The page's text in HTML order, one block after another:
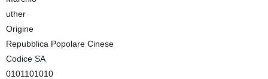
uther
Origine
Repubblica Popolare Cinese
Codice SA
0101101010